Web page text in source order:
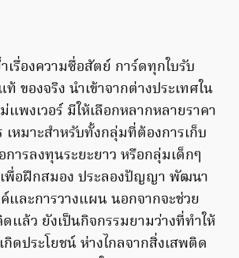
เรื่องความซื่อสัตย์ การ์ดทุกใบรับ
ของจริง นำเข้าจากต่างประเทศใน
แพงเวอร์ มีให้เลือกหลากหลายราคา
หมาะสำหรับทั้งกลุ่มที่ต้องการเก็บ
การลงทุนระยะยาว หรือกลุ่มเด็กๆ
เพื่อฝึกสมอง ประลองปัญญา พัฒนา
และการวางแผน นอกจากจะช่วย
แล้ว ยังเป็นกิจกรรมยามว่างที่ทำให้
เกิดประโยชน์ ห่างไกลจากสิ่งเสพติด